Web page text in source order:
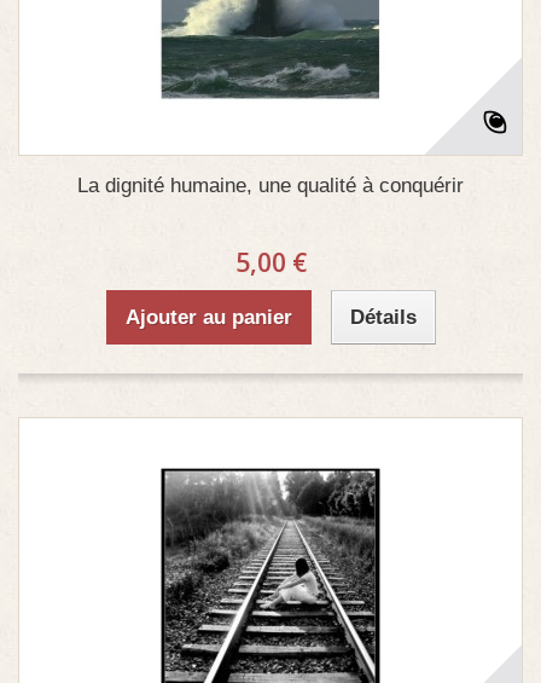
La dignité humaine, une qualité à conquérir
5,00 €
Ajouter au panier Détails